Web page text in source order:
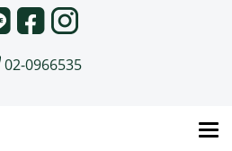
02-0966535